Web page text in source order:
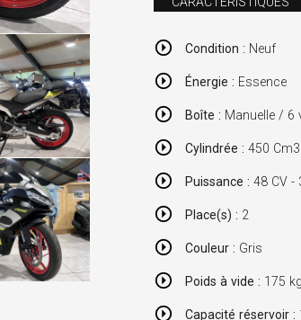
Condition : Neuf
Énergie : Essence
Boîte : Manuelle / 6
Cylindrée : 450
Puissance : 48 CV -
Place(s) : 2
Couleur : Gris
Poids à vide : 175
Capacité réservoir :